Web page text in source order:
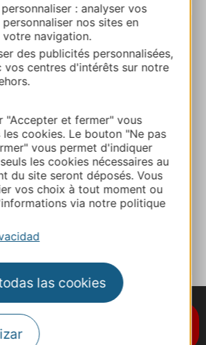
: analyser vos
nos sites en
navigation.
des publicités personnalisées,
vos centres d'intérêts sur notre
"Accepter et fermer" vous
cookies. Le bouton "Ne pas
vous permet d'indiquer
les cookies nécessaires au
du site seront déposés. Vous
vos choix à tout moment ou
via notre politique
las cookies
ANNE – CHAMBRE 4
de la Craque 34200 SETE
44 26 68
al boletín de noticias
Occitanie